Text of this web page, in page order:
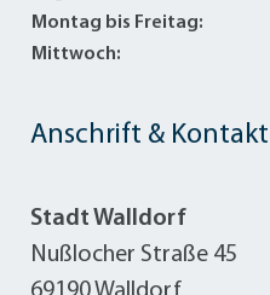
Anschrift & Kontakt
Stadt Walldorf
Nußlocher Straße 45
Montag bis Freitag:
Mittwoch: